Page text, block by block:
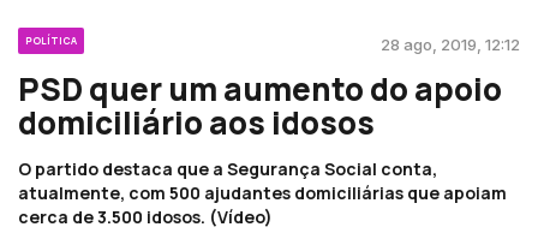
POLÍTICA 28 ago, 2019, 12:12
PSD quer um aumento do apoio
domiciliário aos idosos
O partido destaca que a Segurança Social conta,
atualmente, com 500 ajudantes domiciliárias que apoiam
cerca de 3.500 idosos. (Vídeo)